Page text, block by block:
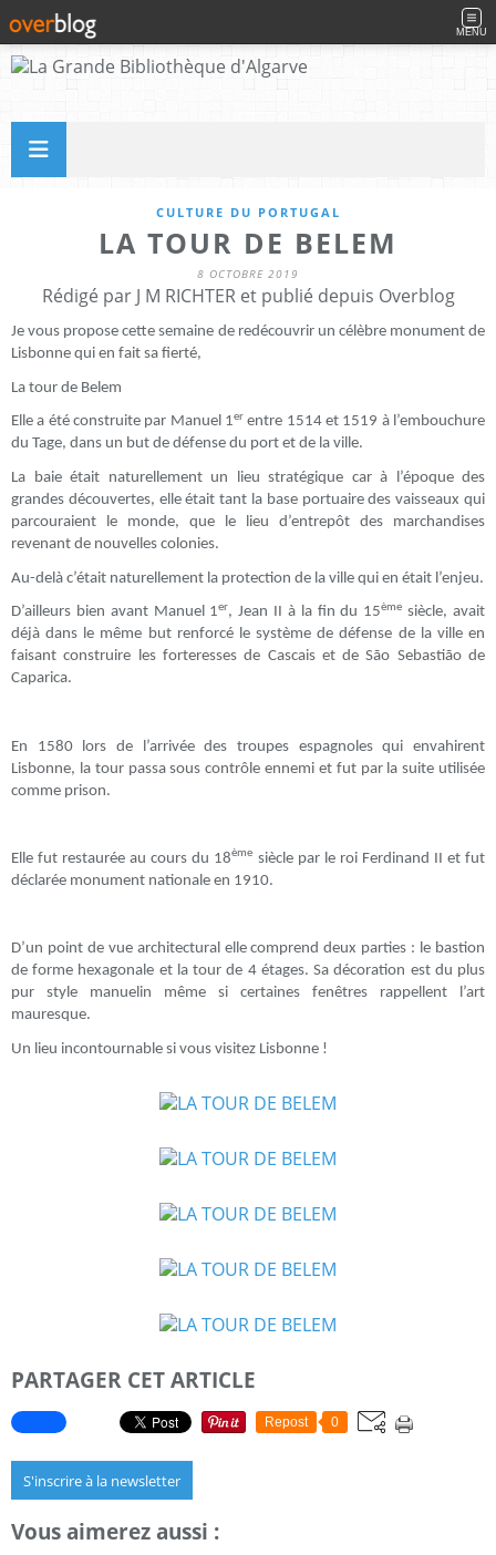
MENU
CULTURE DU PORTUGAL
LA TOUR DE BELEM
8 OCTOBRE 2019
Rédigé par J M RICHTER et publié depuis Overblog
Je vous propose cette semaine de redécouvrir un célèbre monument de
Lisbonne qui en fait sa fierté,
La tour de Belem
Elle a été construite par Manuel 1er entre 1514 et 1519 à l’embouchure
du Tage, dans un but de défense du port et de la ville.
La baie était naturellement un lieu stratégique car à l’époque des
grandes découvertes, elle était tant la base portuaire des vaisseaux qui
parcouraient le monde, que le lieu d’entrepôt des marchandises
revenant de nouvelles colonies.
Au-delà c’était naturellement la protection de la ville qui en était l’enjeu.
D’ailleurs bien avant Manuel 1er, Jean II à la fin du 15ème siècle, avait
déjà dans le même but renforcé le système de défense de la ville en
faisant construire les forteresses de Cascais et de São Sebastião de
Caparica.
En 1580 lors de l’arrivée des troupes espagnoles qui envahirent
Lisbonne, la tour passa sous contrôle ennemi et fut par la suite utilisée
comme prison.
Elle fut restaurée au cours du 18ème siècle par le roi Ferdinand II et fut
déclarée monument nationale en 1910.
D’un point de vue architectural elle comprend deux parties : le bastion
de forme hexagonale et la tour de 4 étages. Sa décoration est du plus
pur style manuelin même si certaines fenêtres rappellent l’art
mauresque.
Un lieu incontournable si vous visitez Lisbonne !
PARTAGER CET ARTICLE
Repost 0
S'inscrire à la newsletter
Vous aimerez aussi :